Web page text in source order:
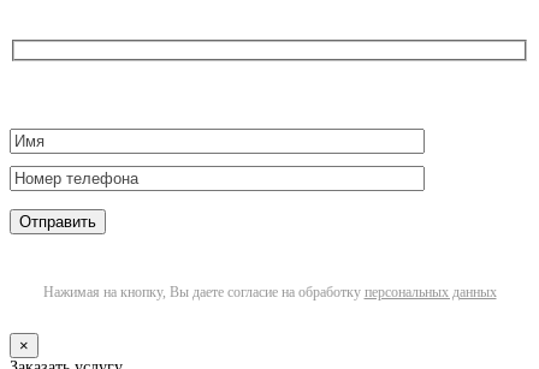
Нажимая на кнопку, Вы даете согласие на обработку персональных данных
×